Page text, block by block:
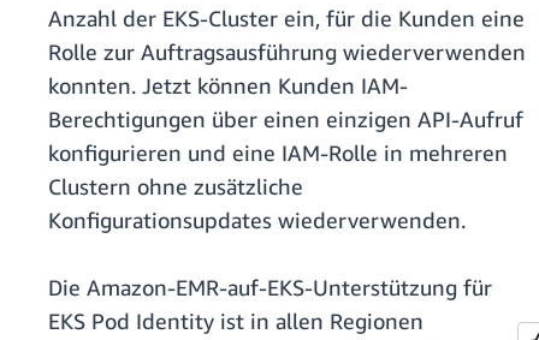
Anzahl der EKS-Cluster ein, für die Kunden eine
Rolle zur Auftragsausführung wiederverwenden
konnten. Jetzt können Kunden IAM-
Berechtigungen über einen einzigen API-Aufruf
konfigurieren und eine IAM-Rolle in mehreren
Clustern ohne zusätzliche
Konfigurationsupdates wiederverwenden.
Die Amazon-EMR-auf-EKS-Unterstützung für
EKS Pod Identity ist in allen Regionen